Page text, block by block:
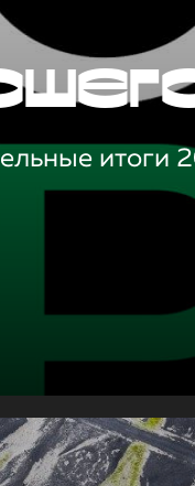
итоги